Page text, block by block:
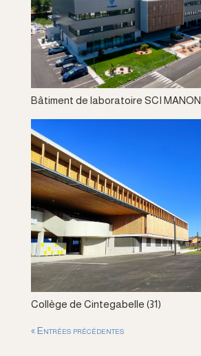
Bâtiment de laboratoire SCI
Collège de Cintegabelle (31)
« Entrées précédentes